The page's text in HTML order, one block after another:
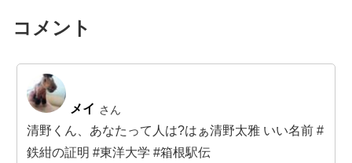
コメント
メイ さん
清野くん、あなたって人は?はぁ清野太雅 いい名前 #
鉄紺の証明 #東洋大学 #箱根駅伝